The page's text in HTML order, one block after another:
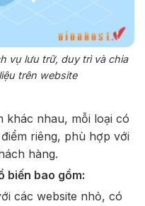
vụ lưu trữ, duy trì và chia
trên website
khác nhau, mỗi loại có
riêng, phù hợp với
hàng.
biến bao gồm:
các website nhỏ, có